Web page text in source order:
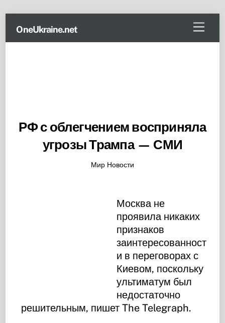
content
Menu
OneUkraine.net
РФ с облегчением восприняла
угрозы Трампа — СМИ
Мир Новости
Москва не
проявила никаких
признаков
заинтересованност
и в переговорах с
Киевом, поскольку
ультиматум был
недостаточно
решительным, пишет The Telegraph.